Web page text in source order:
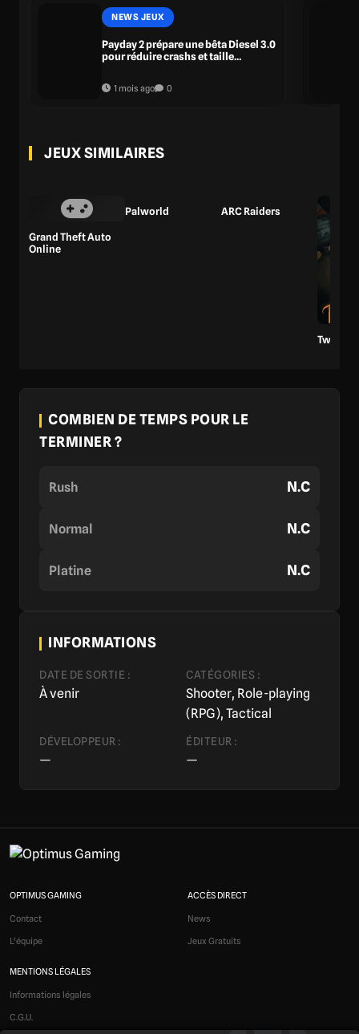
NEWS JEUX
Payday 2 prépare une bêta Diesel 3.0
pour réduire crashs et taille
1 mois ago 0
JEUX SIMILAIRES
Grand Theft Auto
Online
Palworld ARC Raiders
Twisted
COMBIEN DE TEMPS POUR LE
TERMINER ?
Rush N.C
Normal N.C
Platine N.C
INFORMATIONS
DATE DE SORTIE :
À venir
CATÉGORIES :
Shooter, Role-playing
(RPG), Tactical
DÉVELOPPEUR :
—
ÉDITEUR :
—
OPTIMUS GAMING
Contact
L'équipe
ACCÈS DIRECT
News
Jeux Gratuits
MENTIONS LÉGALES
Informations légales
C.G.U.